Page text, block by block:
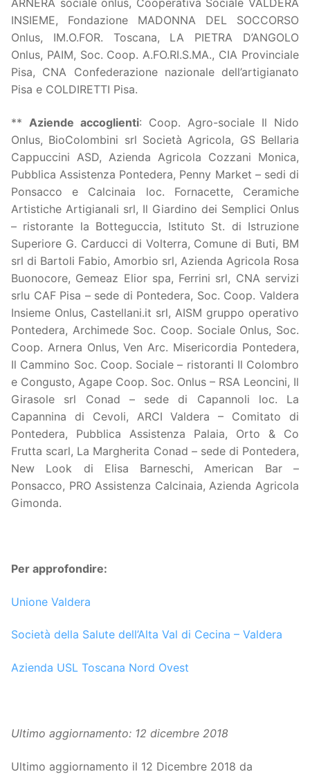
ARNERA sociale onlus, Cooperativa Sociale VALDERA
INSIEME, Fondazione MADONNA DEL SOCCORSO
Onlus, IM.O.FOR. Toscana, LA PIETRA D’ANGOLO
Onlus, PAIM, Soc. Coop. A.FO.RI.S.MA., CIA Provinciale
Pisa, CNA Confederazione nazionale dell’artigianato
Pisa e COLDIRETTI Pisa.
** Aziende accoglienti: Coop. Agro-sociale Il Nido
Onlus, BioColombini srl Società Agricola, GS Bellaria
Cappuccini ASD, Azienda Agricola Cozzani Monica,
Pubblica Assistenza Pontedera, Penny Market – sedi di
Ponsacco e Calcinaia loc. Fornacette, Ceramiche
Artistiche Artigianali srl, Il Giardino dei Semplici Onlus
– ristorante la Botteguccia, Istituto St. di Istruzione
Superiore G. Carducci di Volterra, Comune di Buti, BM
srl di Bartoli Fabio, Amorbio srl, Azienda Agricola Rosa
Buonocore, Gemeaz Elior spa, Ferrini srl, CNA servizi
srlu CAF Pisa – sede di Pontedera, Soc. Coop. Valdera
Insieme Onlus, Castellani.it srl, AISM gruppo operativo
Pontedera, Archimede Soc. Coop. Sociale Onlus, Soc.
Coop. Arnera Onlus, Ven Arc. Misericordia Pontedera,
Il Cammino Soc. Coop. Sociale – ristoranti Il Colombro
e Congusto, Agape Coop. Soc. Onlus – RSA Leoncini, Il
Girasole srl Conad – sede di Capannoli loc. La
Capannina di Cevoli, ARCI Valdera – Comitato di
Pontedera, Pubblica Assistenza Palaia, Orto & Co
Frutta scarl, La Margherita Conad – sede di Pontedera,
New Look di Elisa Barneschi, American Bar –
Ponsacco, PRO Assistenza Calcinaia, Azienda Agricola
Gimonda.
Per approfondire:
Unione Valdera
Società della Salute dell’Alta Val di Cecina – Valdera
Azienda USL Toscana Nord Ovest
Ultimo aggiornamento: 12 dicembre 2018
Ultimo aggiornamento il 12 Dicembre 2018 da